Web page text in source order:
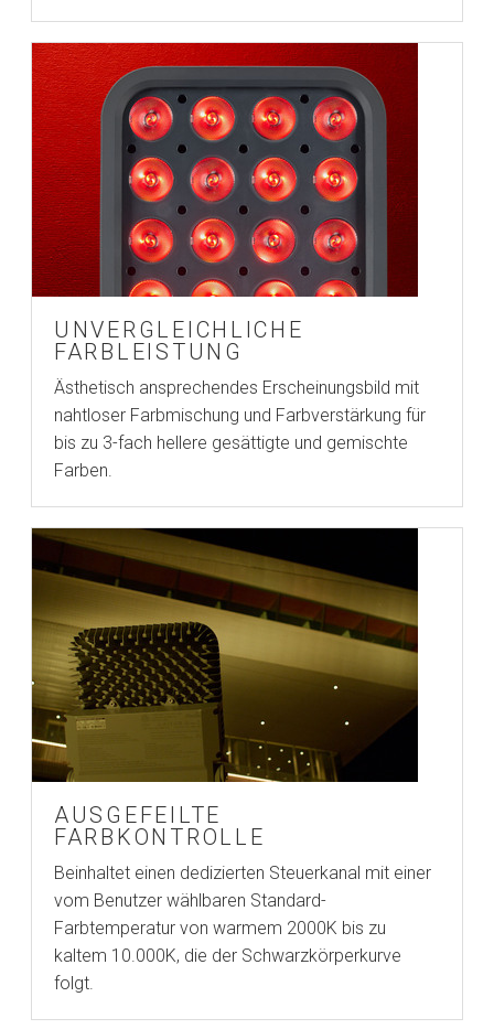
UNVERGLEICHLICHE
FARBLEISTUNG
Ästhetisch ansprechendes Erscheinungsbild mit
nahtloser Farbmischung und Farbverstärkung für
bis zu 3-fach hellere gesättigte und gemischte
Farben.
AUSGEFEILTE
FARBKONTROLLE
Beinhaltet einen dedizierten Steuerkanal mit einer
vom Benutzer wählbaren Standard-
Farbtemperatur von warmem 2000K bis zu
kaltem 10.000K, die der Schwarzkörperkurve
folgt.